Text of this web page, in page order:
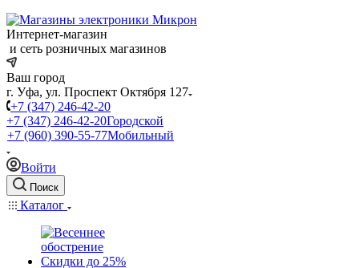
Интернет-магазин
и сеть розничных магазинов
Ваш город
г. Уфа, ул. Проспект Октября 127
+7 (347) 246-42-20
+7 (347) 246-42-20Городской
+7 (960) 390-55-77Мобильный
Войти
Поиск
Каталог